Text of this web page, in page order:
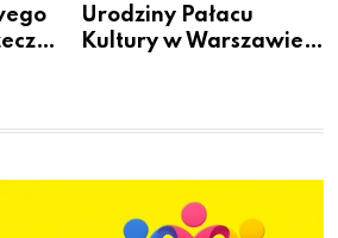
Urodziny Pałacu
Kultury w Warszawie –